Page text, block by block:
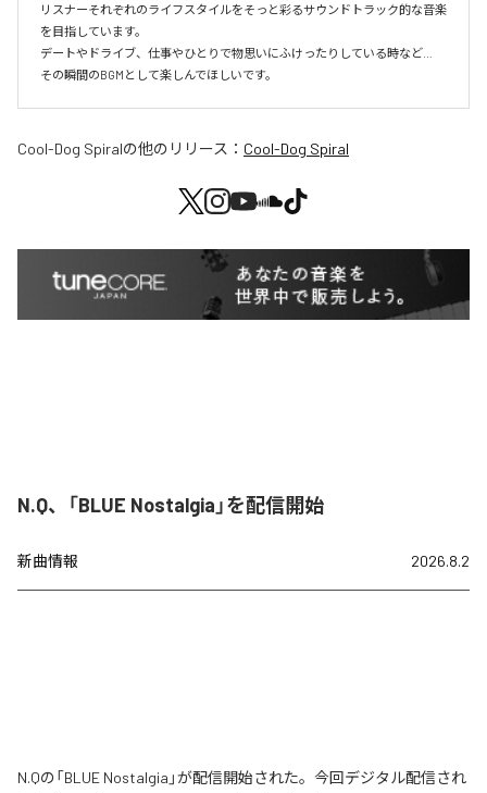
リスナーそれぞれのライフスタイルをそっと彩るサウンドトラック的な音楽
を目指しています。
デートやドライブ、仕事やひとりで物思いにふけったりしている時など…
その瞬間のBGMとして楽しんでほしいです。
Cool-Dog Spiralの他のリリース： Cool-Dog Spiral
N.Q、「BLUE Nostalgia」を配信開始
新曲情報 2026.8.2
N.Qの「BLUE Nostalgia」が配信開始された。今回デジタル配信され